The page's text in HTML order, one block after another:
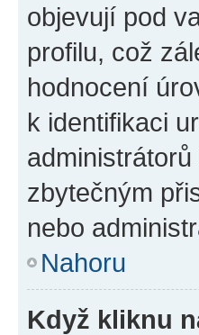
objevují pod
profilu, což
hodnocení
k identifikaci
zbytečným
nebo
Nahoru
Když kliknu